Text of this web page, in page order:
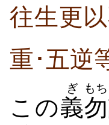
往生更
重･五逆
この義
ぎ も